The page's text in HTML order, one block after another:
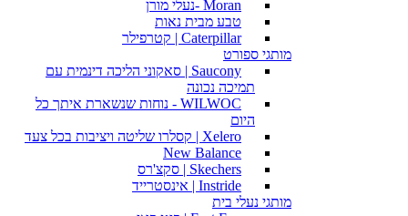
Moran -נעלי מורן
טבע מבית נאות
Caterpillar | קטרפילר
מותגי ספורט
Saucony | סאקוני הליכה דינמית עם
תמיכה נכונה
WILWOC - נוחות שנשארת איתך כל
היום
Xelero | קסלרו שליטה ויציבות בכל צעד
New Balance
Skechers | סקצ'רס
Instride | אינסטרייד
מותגי נעלי בית